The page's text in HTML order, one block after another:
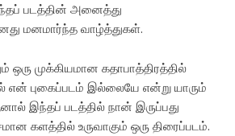
படத்தின் அனைத்து
மனமார்ந்த வாழ்த்துகள்.
ஒரு முக்கியமான கதாபாத்திரத்தில்
என் புகைப்படம் இல்லையே என்று யாரும்
இந்தப் படத்தில் நான் இருப்பது
களத்தில் உருவாகும் ஒரு திரைப்படம்.